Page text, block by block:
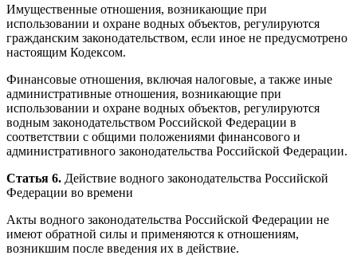
Имущественные отношения, возникающие при
использовании и охране водных объектов, регулируются
гражданским законодательством, если иное не предусмотрено
настоящим Кодексом.
Финансовые отношения, включая налоговые, а также иные
административные отношения, возникающие при
использовании и охране водных объектов, регулируются
водным законодательством Российской Федерации в
соответствии с общими положениями финансового и
административного законодательства Российской Федерации.
Статья 6. Действие водного законодательства Российской
Федерации во времени
Акты водного законодательства Российской Федерации не
имеют обратной силы и применяются к отношениям,
возникшим после введения их в действие.